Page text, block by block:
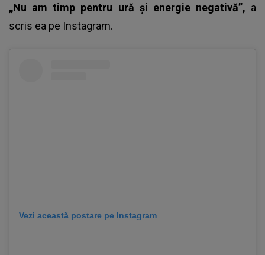
„Nu am timp pentru ură și energie negativă”, a
scris ea pe Instagram.
Vezi această postare pe Instagram